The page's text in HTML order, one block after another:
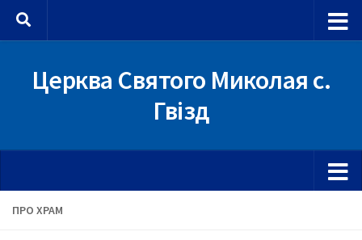
Skip to content
Церква Святого Миколая с.
Гвізд
ПРО ХРАМ